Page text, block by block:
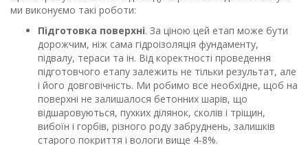
ми виконуємо такі роботи:
Підготовка поверхні. За ціною цей етап може бути
дорожчим, ніж сама гідроізоляція фундаменту,
підвалу, тераси та ін. Від коректності проведення
підготовчого етапу залежить не тільки результат, але
і його довговічність. Ми робимо все необхідне, щоб на
поверхні не залишалося бетонних шарів, що
відшаровуються, пухких ділянок, сколів і тріщин,
вибоїн і горбів, різного роду забруднень, залишків
старого покриття і вологи вище 4-8%.